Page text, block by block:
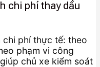
chi phí thay dầu
chi phí thực tế: theo
phạm vi công
chủ xe kiểm soát